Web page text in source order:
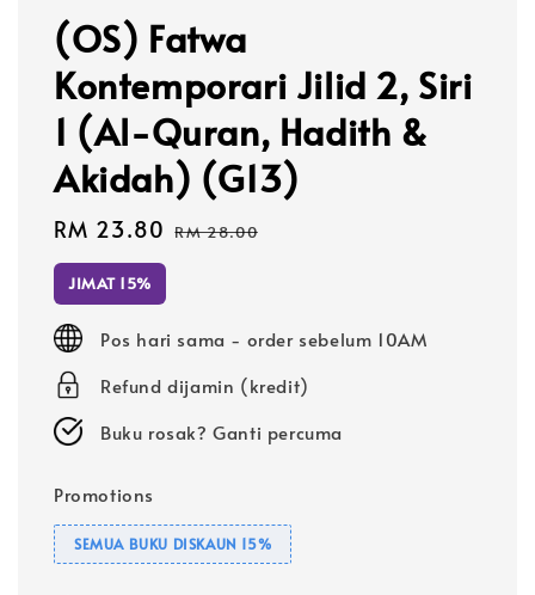
(OS) Fatwa
Kontemporari Jilid 2, Siri
1 (Al-Quran, Hadith &
Akidah) (G13)
Sale
price
RM 23.80 Regular
RM 28.00
JIMAT 15%
Pos hari sama - order sebelum 10AM
Refund dijamin (kredit)
Buku rosak? Ganti percuma
Promotions
SEMUA BUKU DISKAUN 15%